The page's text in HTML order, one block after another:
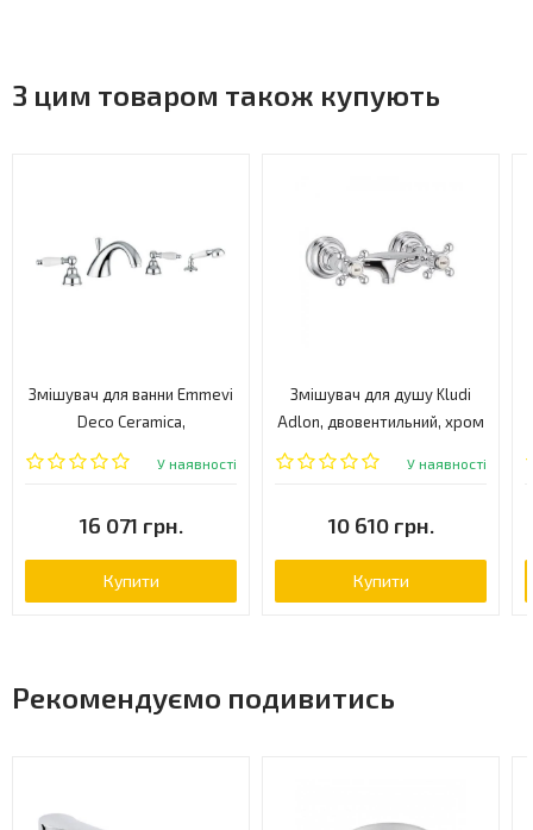
З цим товаром також купують
Змішувач для ванни Emmevi
Deco Ceramica,
двовентильний, хром
У наявності
16 071 грн.
Купити
Змішувач для душу Kludi
Adlon, двовентильний, хром
(516100520)
У наявності
10 610 грн.
Купити
Рекомендуємо подивитись